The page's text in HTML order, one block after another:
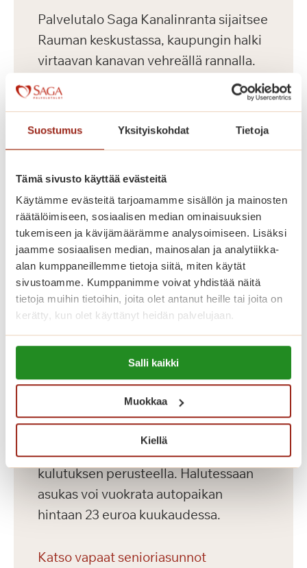
Suostumus Yksityiskohdat Tietoja
Tämä sivusto käyttää evästeitä
Käytämme evästeitä tarjoamamme sisällön ja mainosten
räätälöimiseen, sosiaalisen median ominaisuuksien
tukemiseen ja kävijämäärämme analysoimiseen. Lisäksi
jaamme sosiaalisen median, mainosalan ja analytiikka-
alan kumppaneillemme tietoja siitä, miten käytät
sivustoamme. Kumppanimme voivat yhdistää näitä
tietoja muihin tietoihin, joita olet antanut heille tai joita on
kerätty, kun olet käyttänyt heidän palvelujaan.
Lue lisää evästeistä:
https://sagacare.fi/evasteet/
Salli kaikki
Muokkaa
Kiellä
Palvelutalo Saga Kanalinranta sijaitsee
Rauman keskustassa, kaupungin halki
virtaavan kanavan vehreällä rannalla.
Talossa on 80 parvekkeellista kaksiota
ikäihmisille. Saga Kanalinrannan
senioriasunnoissa omatoiminen arki
esteettömät senioriasunnot on
suunniteltu ja rakennettu Saga-
palvelutalojen korkeiden
laatukriteerien mukaisesti. Voit
sisustaa kotisi mielesi mukaan omilla
huonekaluillasi. Kauniisti sisustetuissa
yleistiloissa asukkaidemme käytössä
saunaosasto ja upea talvipuutarha.
Asuntojen asumiskuluun sisältyy
asunnon vuokra sekä yhteiset tilat.
Asuntojen vesimaksu on 27 euroa
kuukaudessa ja sähkö laskutetaan
kulutuksen perusteella. Halutessaan
asukas voi vuokrata autopaikan
hintaan 23 euroa kuukaudessa.
Katso vapaat senioriasunnot